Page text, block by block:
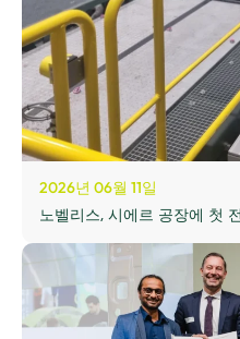
2026년 06월 11일
노벨리스, 시에르 공장에 첫